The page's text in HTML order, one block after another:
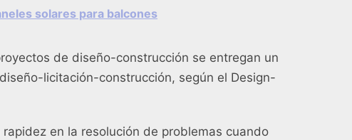
solares para balcones
de diseño-construcción se entregan un
licitación-construcción, según el Design-
en la resolución de problemas cuando